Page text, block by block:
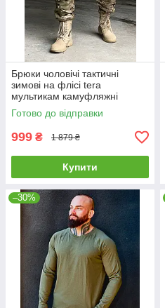
Брюки чоловічі тактичні
зимові на флісі tera
мультикам камуфляжні
штани теплі демісезонні
армійські
Готово до відправки
999 ₴ 1 879 ₴
Купити
–30%